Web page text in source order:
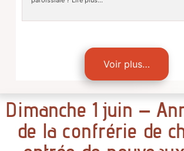
Voir plus…
Dimanche 1 juin –
de la confrérie de